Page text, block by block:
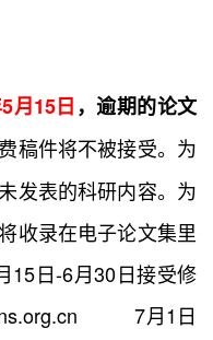
月15日 ，逾期的论文
稿件将不被接受。为
发表的科研内容。为
收录在电子论文集里
15日-6月30日接受修
7月1日